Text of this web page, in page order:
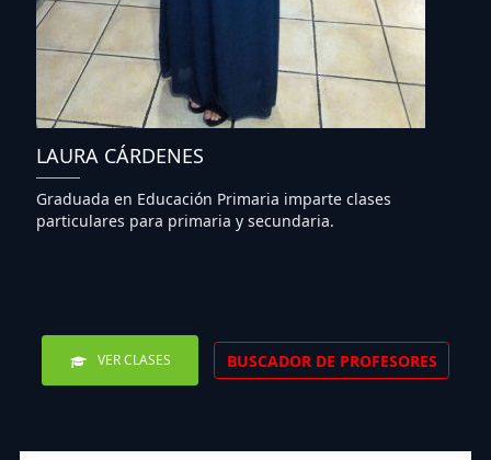
LAURA CÁRDENES
Graduada en Educación Primaria imparte clases
particulares para primaria y secundaria.
VER CLASES BUSCADOR DE PROFESORES